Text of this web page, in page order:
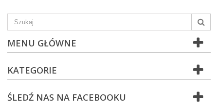
MENU GŁÓWNE
KATEGORIE
ŚLEDŹ NAS NA FACEBOOKU